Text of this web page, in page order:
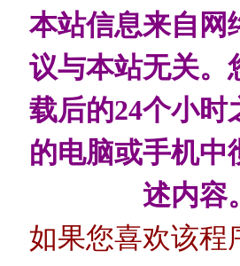
本站信息来自网
议与本站无关。
载后的24个小时
的电脑或手机中
述内容。
如果您喜欢该程